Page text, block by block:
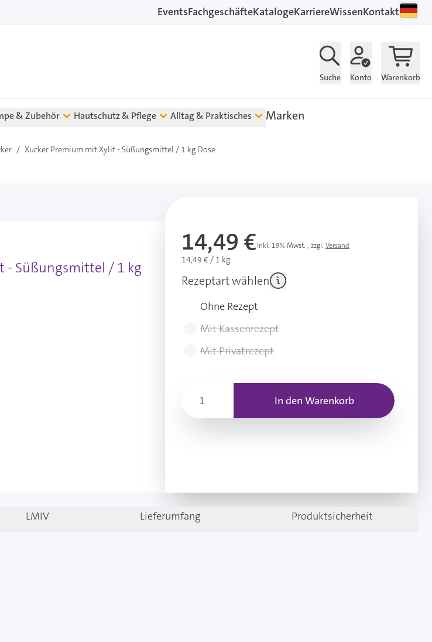
EventsFachgeschäfteKatalogeKarriereWissenKontakt
Suche Konto Warenkorb
& Zubehör Hautschutz & Pflege Alltag & Praktisches Marken
/ Xucker Premium mit Xylit - Süßungsmittel / 1 kg Dose
- Süßungsmittel / 1 kg
14,49 €Inkl. 19% Mwst. , zzgl. Versand
14,49 € / 1 kg
Rezeptart wählen
Ohne Rezept
Mit Kassenrezept
Mit Privatrezept
In den Warenkorb
LMIV Lieferumfang Produktsicherheit